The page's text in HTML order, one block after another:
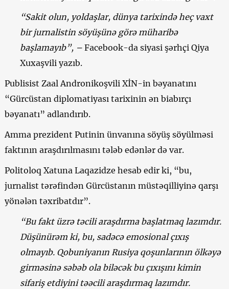
“Sakit olun, yoldaşlar, dünya tarixində heç vaxt
bir jurnalistin söyüşünə görə müharibə
başlamayıb”, – Facebook-da siyasi şərhçi Qiya
Xuxaşvili yazıb.
Publisist Zaal Andronikoşvili XİN-in bəyanatını
“Gürcüstan diplomatiyası tarixinin ən biabırçı
bəyanatı” adlandırıb.
Amma prezident Putinin ünvanına söyüş söyülməsi
faktının araşdırılmasını tələb edənlər də var.
Politoloq Xatuna Laqazidze hesab edir ki, “bu,
jurnalist tərəfindən Gürcüstanın müstəqilliyinə qarşı
yönələn təxribatdır”.
“Bu fakt üzrə təcili araşdırma başlatmaq lazımdır.
Düşünürəm ki, bu, sadəcə emosional çıxış
olmayıb. Qobuniyanın Rusiya qoşunlarının ölkəyə
girməsinə səbəb ola biləcək bu çıxışını kimin
sifariş etdiyini təəcili araşdırmaq lazımdır.